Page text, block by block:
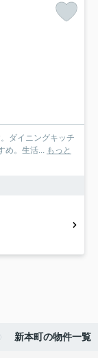
ダイニングキッチ
め。生活... もっと
新本町の物件一覧